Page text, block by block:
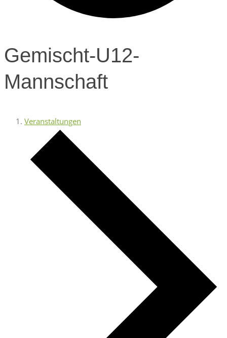
Gemischt-U12-
Mannschaft
Veranstaltungen